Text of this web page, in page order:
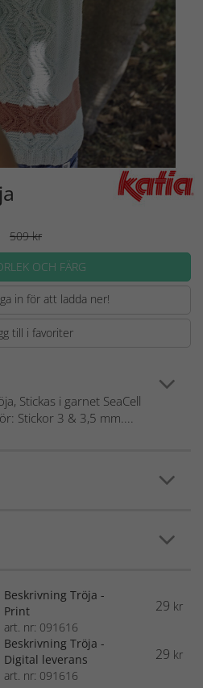
509 kr
OCH FÄRG
in för att ladda ner!
till i favoriter
Stickas i garnet SeaCell
Stickor 3 & 3,5 mm....
Beskrivning Tröja -
Print
art. nr: 091616
29 kr
Beskrivning Tröja -
Digital leverans
art. nr: 091616
29 kr